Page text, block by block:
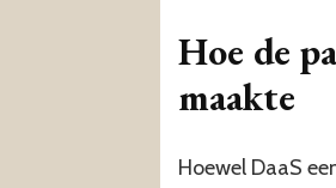
Hoe de
maakte
Hoewel DaaS